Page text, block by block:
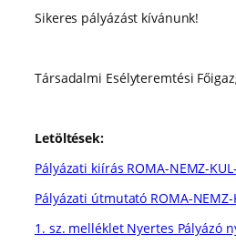
Sikeres pályázást kívánunk!
Társadalmi Esélyteremtési
Letöltések:
Pályázati kiírás ROMA-NEMZ-
Pályázati útmutató ROMA-
1. sz. melléklet Nyertes Pályázó